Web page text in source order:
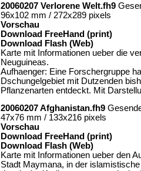
20060207 Verlorene Welt.fh9
96x102 mm / 272x289 pixels
Vorschau
Download FreeHand (print)
Download Flash (Web)
Karte mit Informationen ueber die
Neuguineas.
Aufhaenger: Eine Forschergruppe
Dschungelgebiet mit Dutzenden
Pflanzenarten entdeckt. Mit
20060207 Afghanistan.fh9
47x76 mm / 133x216 pixels
Vorschau
Download FreeHand (print)
Download Flash (Web)
Karte mit Informationen ueber den
Stadt Maymana, in der